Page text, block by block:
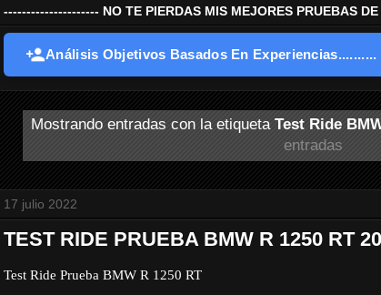
--------------------- NO TE PIERDAS MIS MEJORES PRUEBAS
Análisis Objetivos Basados En Experiencias..........
Mostrando entradas con la etiqueta Test Ride
entradas
17 julio 2022
TEST RIDE PRUEBA BMW R 1250 RT
Test Ride Prueba BMW R 1250 RT